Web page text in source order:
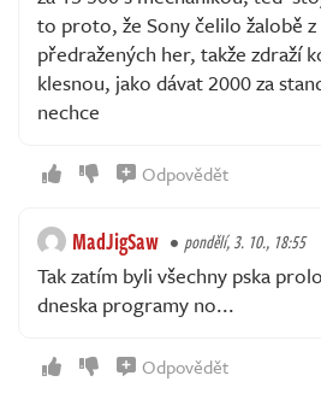
to proto, že Sony čelilo žalobě
předražených her, takže zdraží
klesnou, jako dávat 2000 za
nechce
Odpovědět
MadJigSaw pondělí, 3. 10., 18:55
Tak zatím byli všechny pska
dneska programy no...
Odpovědět